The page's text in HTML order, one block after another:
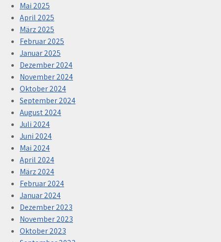
Mai 2025
April 2025
März 2025
Februar 2025
Januar 2025
Dezember 2024
November 2024
Oktober 2024
September 2024
August 2024
Juli 2024
Juni 2024
Mai 2024
April 2024
März 2024
Februar 2024
Januar 2024
Dezember 2023
November 2023
Oktober 2023